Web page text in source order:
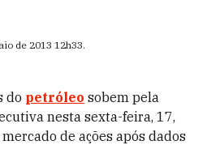
de 2013 12h33.
do petróleo sobem pela
nesta sexta-feira, 17,
de ações após dados